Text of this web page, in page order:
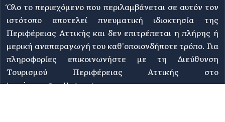
Όλο το περιεχόμενο που περιλαμβάνεται σε αυτόν τον
ιστότοπο αποτελεί πνευματική ιδιοκτησία της
Περιφέρειας Αττικής και δεν επιτρέπεται η πλήρης ή
μερική αναπαραγωγή του καθ'οποιονδήποτε τρόπο. Για
πληροφορίες επικοινωνήστε με τη Διεύθυνση
Τουρισμού Περιφέρειας Αττικής στο
tourismos@patt.gov.gr